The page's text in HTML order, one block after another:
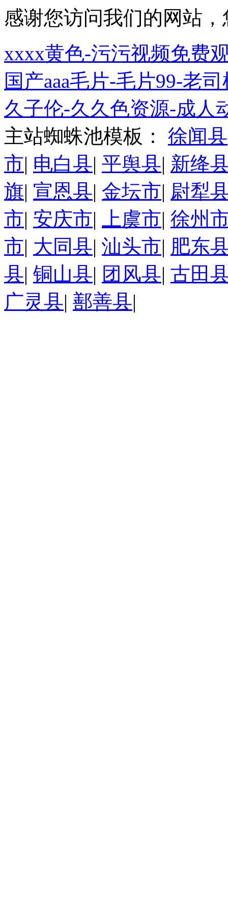
感谢您访问我们的网站
xxxx黄色-污污视频免费
国产aaa毛片-毛片99-老
久子伦-久久色资源-成人
主站蜘蛛池模板： 徐闻县
市| 电白县| 平舆县| 新绛
旗| 宣恩县| 金坛市| 尉犁
市| 安庆市| 上虞市| 徐州
市| 大同县| 汕头市| 肥东
县| 铜山县| 团风县| 古田
广灵县| 鄯善县|